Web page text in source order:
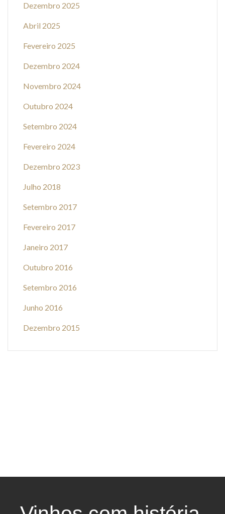
Dezembro 2025
Abril 2025
Fevereiro 2025
Dezembro 2024
Novembro 2024
Outubro 2024
Setembro 2024
Fevereiro 2024
Dezembro 2023
Julho 2018
Setembro 2017
Fevereiro 2017
Janeiro 2017
Outubro 2016
Setembro 2016
Junho 2016
Dezembro 2015